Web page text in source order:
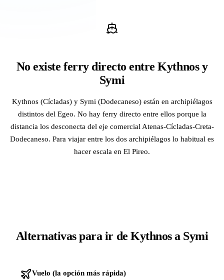
No existe ferry directo entre Kythnos y
Symi
Kythnos (Cícladas) y Symi (Dodecaneso) están en archipiélagos
distintos del Egeo. No hay ferry directo entre ellos porque la
distancia los desconecta del eje comercial Atenas-Cícladas-Creta-
Dodecaneso. Para viajar entre los dos archipiélagos lo habitual es
hacer escala en El Pireo.
Alternativas para ir de Kythnos a Symi
Vuelo (la opción más rápida)